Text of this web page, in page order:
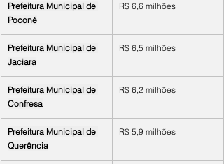
Prefeitura Municipal de
Poconé
R$ 6,6 milhões
Prefeitura Municipal de
Jaciara
R$ 6,5 milhões
Prefeitura Municipal de
Confresa
R$ 6,2 milhões
Prefeitura Municipal de
Querência
R$ 5,9 milhões